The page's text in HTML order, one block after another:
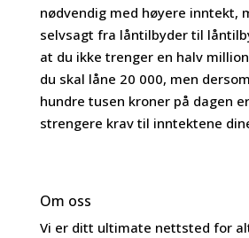
nødvendig med høyere inntekt,
selvsagt fra låntilbyder til
at du ikke trenger en halv
du skal låne 20 000, men
hundre tusen kroner på dagen
strengere krav til inntektene
Om oss
Vi er ditt ultimate nettsted for